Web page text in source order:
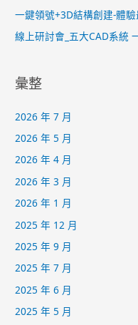
一鍵領號+3D結構創建-體
線上研討會_五大CAD系統
彙整
2026 年 7 月
2026 年 5 月
2026 年 4 月
2026 年 3 月
2026 年 1 月
2025 年 12 月
2025 年 9 月
2025 年 7 月
2025 年 6 月
2025 年 5 月